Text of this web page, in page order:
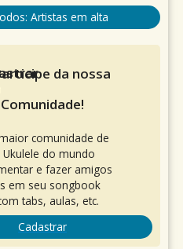
Artistas em alta
da nossa
Comunidade!
comunidade de
Ukulele do mundo
e fazer amigos
em seu songbook
tabs, aulas, etc.
Cadastrar